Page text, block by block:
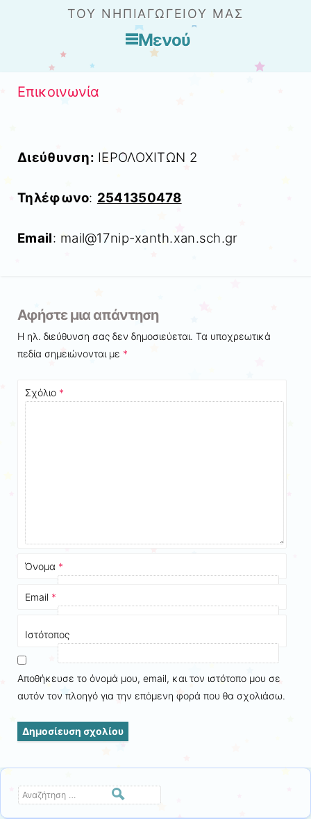
ΤΟΥ ΝΗΠΙΑΓΩΓΕΊΟΥ ΜΑΣ
Μενού
Μετάβαση στο περιεχόμενο
Επικοινωνία
Διεύθυνση: ΙΕΡΟΛΟΧΙΤΩΝ 2
Τηλέφωνο: 2541350478
Email: mail@17nip-xanth.xan.sch.gr
Αφήστε μια απάντηση
Η ηλ. διεύθυνση σας δεν δημοσιεύεται. Τα υποχρεωτικά
πεδία σημειώνονται με *
Σχόλιο *
Όνομα *
Email *
Ιστότοπος
Αποθήκευσε το όνομά μου, email, και τον ιστότοπο μου σε
αυτόν τον πλοηγό για την επόμενη φορά που θα σχολιάσω.
Αναζήτηση